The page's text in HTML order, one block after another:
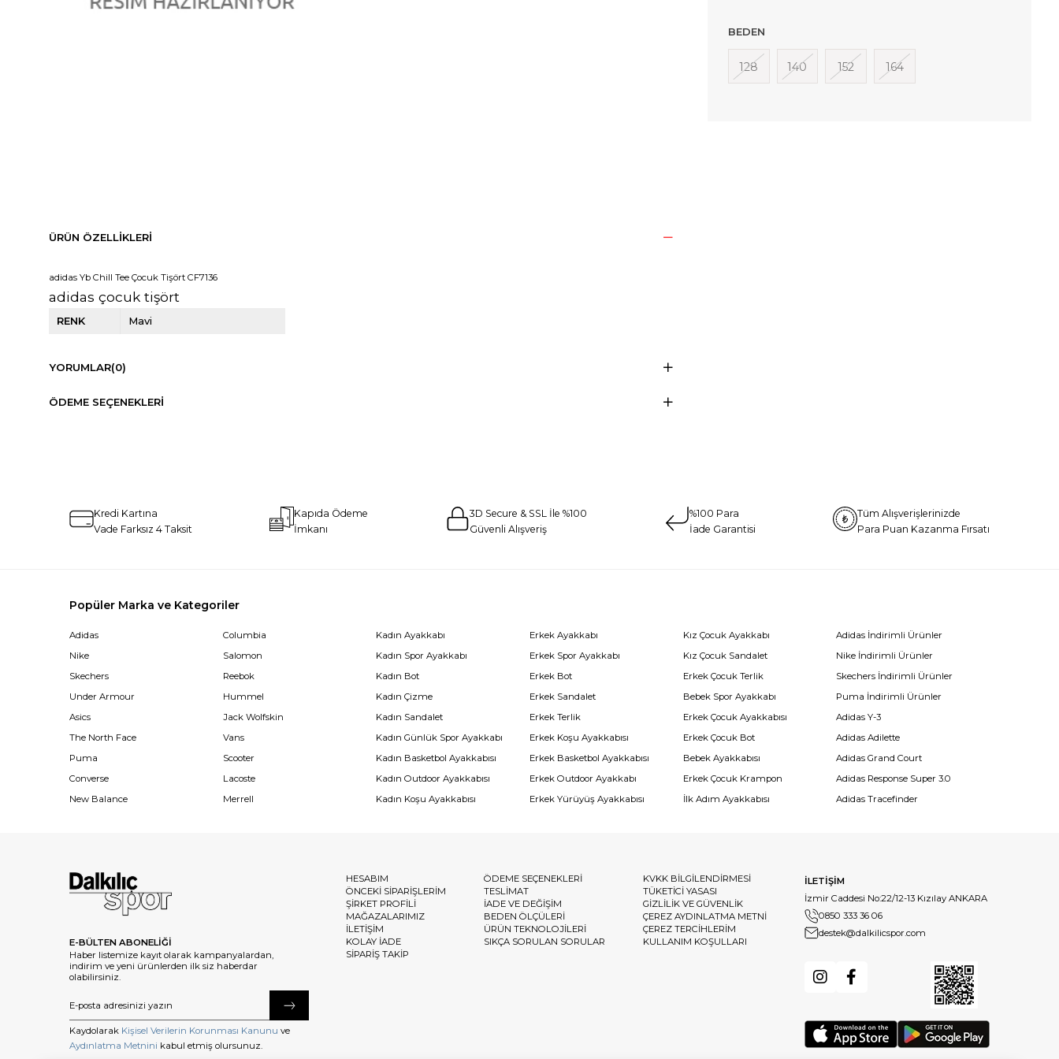
BEDEN
128 140 152 164
ÜRÜN ÖZELLIKLERI
adidas Yb Chill Tee Çocuk Tişört CF7136
adidas çocuk tişört
RENK Mavi
YORUMLAR(0)
ÖDEME SEÇENEKLERI
Kredi Kartına
Vade Farksız 4 Taksit
Kapıda Ödeme
İmkanı
3D Secure & SSL İle %100
Güvenli Alışveriş
%100 Para
İade Garantisi
Tüm Alışverişlerinizde
Para Puan Kazanma Fırsatı
Popüler Marka ve Kategoriler
Adidas
Nike
Skechers
Under Armour
Asics
The North Face
Puma
Converse
New Balance
Columbia
Salomon
Reebok
Hummel
Jack Wolfskin
Vans
Scooter
Lacoste
Merrell
Kadın Ayakkabı
Kadın Spor Ayakkabı
Kadın Bot
Kadın Çizme
Kadın Sandalet
Kadın Günlük Spor Ayakkabı
Kadın Basketbol Ayakkabısı
Kadın Outdoor Ayakkabısı
Kadın Koşu Ayakkabısı
Erkek Ayakkabı
Erkek Spor Ayakkabı
Erkek Bot
Erkek Sandalet
Erkek Terlik
Erkek Koşu Ayakkabısı
Erkek Basketbol Ayakkabısı
Erkek Outdoor Ayakkabı
Erkek Yürüyüş Ayakkabısı
Kız Çocuk Ayakkabı
Kız Çocuk Sandalet
Erkek Çocuk Terlik
Bebek Spor Ayakkabı
Erkek Çocuk Ayakkabısı
Erkek Çocuk Bot
Bebek Ayakkabısı
Erkek Çocuk Krampon
İlk Adım Ayakkabısı
Adidas İndirimli Ürünler
Nike İndirimli Ürünler
Skechers İndirimli Ürünler
Puma İndirimli Ürünler
Adidas Y-3
Adidas Adilette
Adidas Grand Court
Adidas Response Super 3.0
Adidas Tracefinder
E-BÜLTEN ABONELİĞİ
Haber listemize kayıt olarak kampanyalardan,
indirim ve yeni ürünlerden ilk siz haberdar
olabilirsiniz.
Kaydolarak Kişisel Verilerin Korunması Kanunu ve
Aydınlatma Metnini kabul etmiş olursunuz.
HESABIM
ÖNCEKİ SİPARİŞLERİM
ŞİRKET PROFİLİ
MAĞAZALARIMIZ
İLETİŞİM
KOLAY İADE
SİPARİŞ TAKİP
ÖDEME SEÇENEKLERİ
TESLİMAT
İADE VE DEĞİŞİM
BEDEN ÖLÇÜLERİ
ÜRÜN TEKNOLOJİLERİ
SIKÇA SORULAN SORULAR
KVKK BİLGİLENDİRMESİ
TÜKETİCİ YASASI
GİZLİLİK VE GÜVENLİK
ÇEREZ AYDINLATMA METNİ
ÇEREZ TERCİHLERİM
KULLANIM KOŞULLARI
İLETİŞİM
İzmir Caddesi No:22/12-13 Kızılay ANKARA
0850 333 36 06
destek@dalkilicspor.com